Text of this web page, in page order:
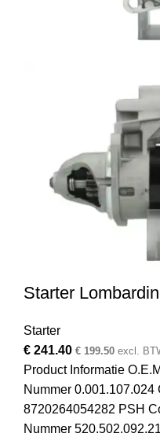
Starter
Starter
€ 241.40 € 199.50 excl.
Product Informatie
Nummer 0.001.107.024
8720264054282 PSH
Nummer